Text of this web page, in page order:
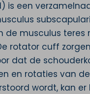
is een
musculus teres
rotator cuff
dat de
en rotaties van
wordt, kan er